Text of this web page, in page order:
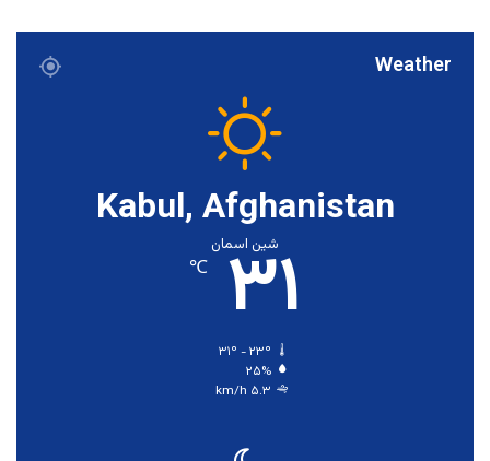
Weather
Kabul, Afghanistan
شین اسمان
۳۱ ℃
۲۵%
۵.۳ km/h